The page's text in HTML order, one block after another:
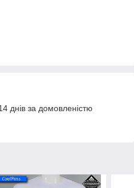
днів за домовленістю